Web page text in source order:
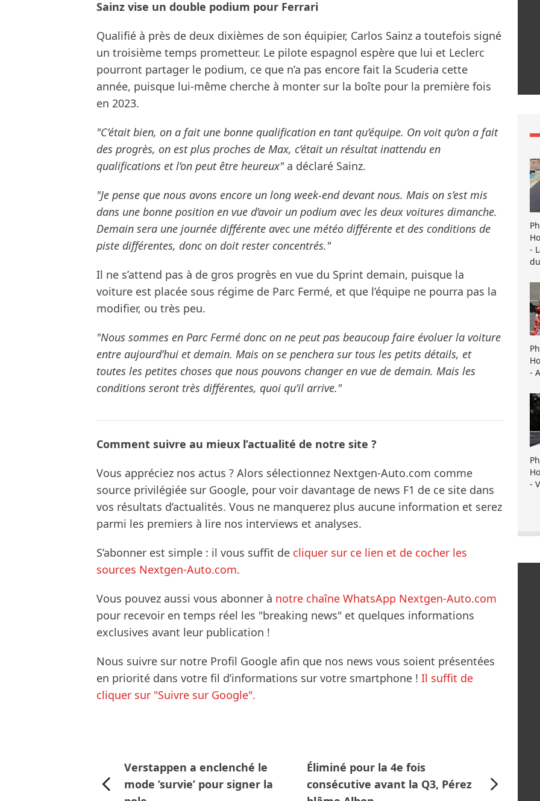
Sainz vise un double podium pour Ferrari
Qualifié à près de deux dixièmes de son équipier, Carlos Sainz a toutefois signé
un troisième temps prometteur. Le pilote espagnol espère que lui et Leclerc
pourront partager le podium, ce que n’a pas encore fait la Scuderia cette
année, puisque lui-même cherche à monter sur la boîte pour la première fois
en 2023.
"C’était bien, on a fait une bonne qualification en tant qu’équipe. On voit qu’on a fait
des progrès, on est plus proches de Max, c’était un résultat inattendu en
qualifications et l’on peut être heureux"a déclaré Sainz.
"Je pense que nous avons encore un long week-end devant nous. Mais on s’est mis
dans une bonne position en vue d’avoir un podium avec les deux voitures dimanche.
Demain sera une journée différente avec une météo différente et des conditions de
piste différentes, donc on doit rester concentrés."
Il ne s’attend pas à de gros progrès en vue du Sprint demain, puisque la
voiture est placée sous régime de Parc Fermé, et que l’équipe ne pourra pas la
modifier, ou très peu.
"Nous sommes en Parc Fermé donc on ne peut pas beaucoup faire évoluer la voiture
entre aujourd’hui et demain. Mais on se penchera sur tous les petits détails, et
toutes les petites choses que nous pouvons changer en vue de demain. Mais les
conditions seront très différentes, quoi qu’il arrive."
Comment suivre au mieux l’actualité de notre site ?
Vous appréciez nos actus ? Alors sélectionnez Nextgen-Auto.com comme
source privilégiée sur Google, pour voir davantage de news F1 de ce site dans
vos résultats d’actualités. Vous ne manquerez plus aucune information et serez
parmi les premiers à lire nos interviews et analyses.
S’abonner est simple : il vous suffit de cliquer sur ce lien et de cocher les
sources Nextgen-Auto.com.
Vous pouvez aussi vous abonner à notre chaîne WhatsApp Nextgen-Auto.com
pour recevoir en temps réel les "breaking news" et quelques informations
exclusives avant leur publication !
Nous suivre sur notre Profil Google afin que nos news vous soient présentées
en priorité dans votre fil d’informations sur votre smartphone ! Il suffit de
cliquer sur "Suivre sur Google".
Verstappen a enclenché le
mode ’survie’ pour signer la
Éliminé pour la 4e fois
consécutive avant la Q3, Pérez
-
-
-